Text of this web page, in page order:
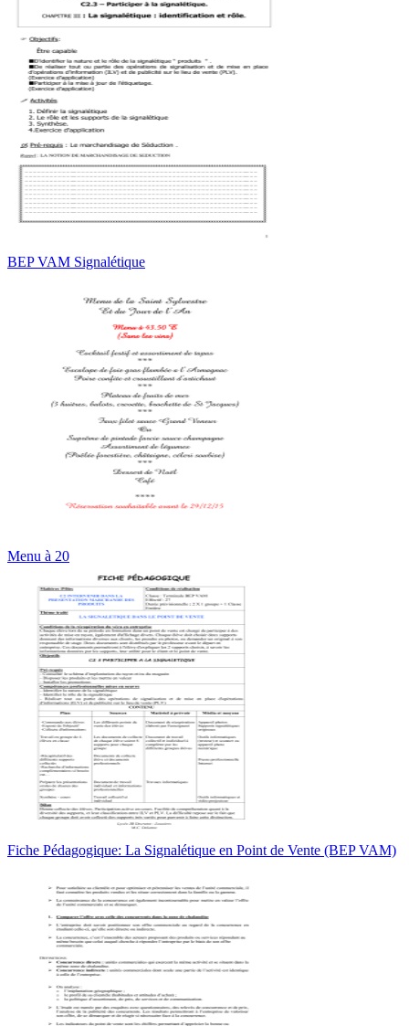
BEP VAM Signalétique
Menu à 20
Fiche Pédagogique: La Signalétique en Point de Vente (BEP VAM)